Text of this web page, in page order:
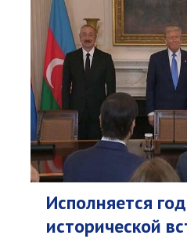
Исполняется
исторической